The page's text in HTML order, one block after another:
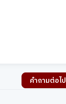
คำถามต่อไป